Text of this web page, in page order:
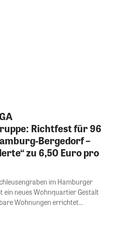
Richtfest für 96
Bergedorf –
zu 6,50 Euro pro
im Hamburger
ein neues Wohnquartier Gestalt
Wohnungen errichtet...